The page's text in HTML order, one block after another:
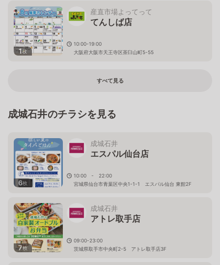
1枚
産直市場よってって
てんしば店
10:00-19:00
大阪府大阪市天王寺区茶臼山町5-55
すべて見る
成城石井のチラシを見る
6枚
成城石井
エスパル仙台店
10:00 - 22:00
宮城県仙台市青葉区中央1-1-1 エスパル仙台 東館2F
7枚
成城石井
アトレ取手店
09:00-23:00
茨城県取手市中央町2-5 アトレ取手店3F